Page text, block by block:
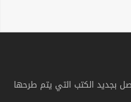
بجديد الكتب التي يتم طرحها